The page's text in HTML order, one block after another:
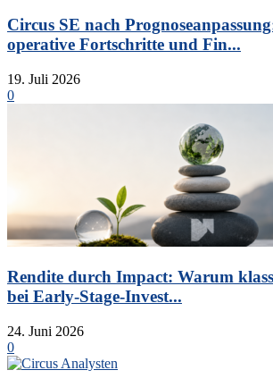
Circus SE nach
operative Fortschritte und Fin...
19. Juli 2026
0
Rendite durch Impact: Warum
bei Early-Stage-Invest...
24. Juni 2026
0